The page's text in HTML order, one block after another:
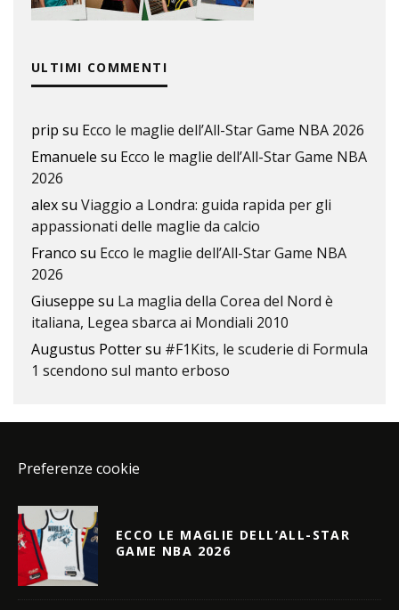
ULTIMI COMMENTI
prip su Ecco le maglie dell’All-Star Game NBA 2026
Emanuele su Ecco le maglie dell’All-Star Game NBA
2026
alexsu Viaggio a Londra: guida rapida per gli
appassionati delle maglie da calcio
Franco su Ecco le maglie dell’All-Star Game NBA
2026
Giuseppe su La maglia della Corea del Nord è
italiana, Legea sbarca ai Mondiali 2010
Augustus Pottersu #F1Kits, le scuderie di Formula
1 scendono sul manto erboso
Preferenze cookie
ECCO LE MAGLIE DELL’ALL-STAR
GAME NBA 2026